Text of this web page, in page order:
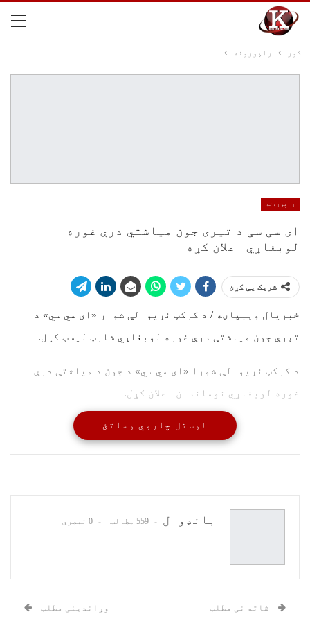
کور راپورونه
راپورونه
ای سی سی د تیری جون میاشتي درې غوره
لوبغاړي اعلان کړه
شریک یې کړئ
خبریال وېبپاڼه / د کرکټ نړیوالې شوار «ای سي سي» د
تېرې جون میاشتې درې غوره لوبغاړي شارټ لیسټ کړل.
د کرکټ نړیوالې شورا «ای سي سي» د جون د میاشتې درې
غوره لوبغاړي نوماندان اعلان کړل.
د کرکټ نړیوالې شورا نن د جون ۷ مه نېټه د ای سي سي
نومول شوو لوبغاړو کې دوه د نیوزیلینډ او یو د سویلي
لوستل چاروي وساتئ
بانډوال 559 مطالب 0 تبصرې
شاته نی مطلب وړاندینی مطلب